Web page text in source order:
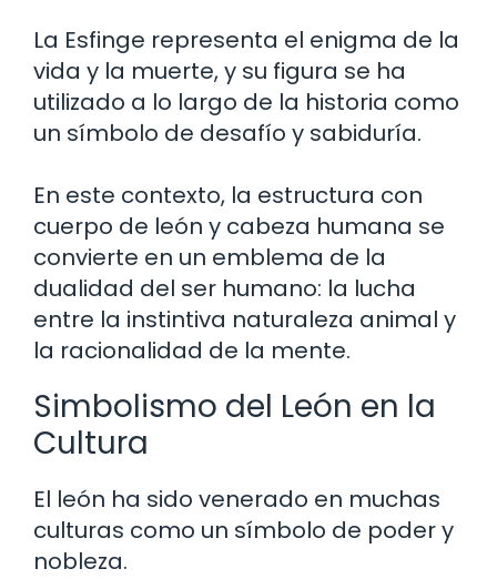
La Esfinge representa el enigma de la
vida y la muerte, y su figura se ha
utilizado a lo largo de la historia como
un símbolo de desafío y sabiduría.
En este contexto, la estructura con
cuerpo de león y cabeza humana se
convierte en un emblema de la
dualidad del ser humano: la lucha
entre la instintiva naturaleza animal y
la racionalidad de la mente.
Simbolismo del León en la
Cultura
El león ha sido venerado en muchas
culturas como un símbolo de poder y
nobleza.